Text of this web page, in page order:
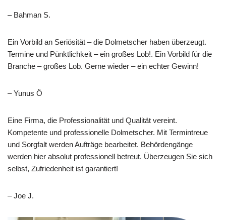
– Bahman S.
Ein Vorbild an Seriösität – die Dolmetscher haben überzeugt.
Termine und Pünktlichkeit – ein großes Lob!. Ein Vorbild für die
Branche – großes Lob. Gerne wieder – ein echter Gewinn!
– Yunus Ö
Eine Firma, die Professionalität und Qualität vereint.
Kompetente und professionelle Dolmetscher. Mit Termintreue
und Sorgfalt werden Aufträge bearbeitet. Behördengänge
werden hier absolut professionell betreut. Überzeugen Sie sich
selbst, Zufriedenheit ist garantiert!
– Joe J.